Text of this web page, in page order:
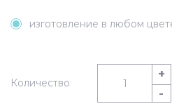
изготовление в любом
Количество
+
-